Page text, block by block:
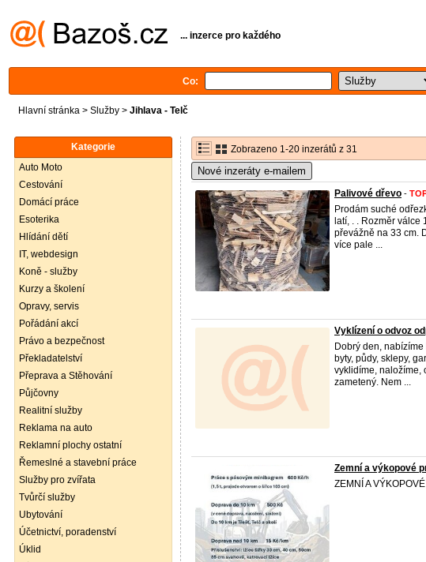
... inzerce pro každého
Co:
Hlavní stránka > Služby > Jihlava - Telč
Kategorie
Auto Moto
Cestování
Domácí práce
Esoterika
Hlídání dětí
IT, webdesign
Koně - služby
Kurzy a školení
Opravy, servis
Pořádání akcí
Právo a bezpečnost
Překladatelství
Přeprava a Stěhování
Půjčovny
Realitní služby
Reklama na auto
Reklamní plochy ostatní
Řemeslné a stavební práce
Služby pro zvířata
Tvůrčí služby
Ubytování
Účetnictví, poradenství
Úklid
Zobrazeno 1-20 inzerátů z 31
Nové inzeráty e-mailem
Palivové dřevo -
Prodám suché
latí, . . Rozměr
převážně na 33 cm.
více pale ...
Vyklízení o odvoz
Dobrý den,
byty, půdy, sklepy,
vyklidíme, naložíme,
zametený. Nem ...
Zemní a výkopové
ZEMNÍ A